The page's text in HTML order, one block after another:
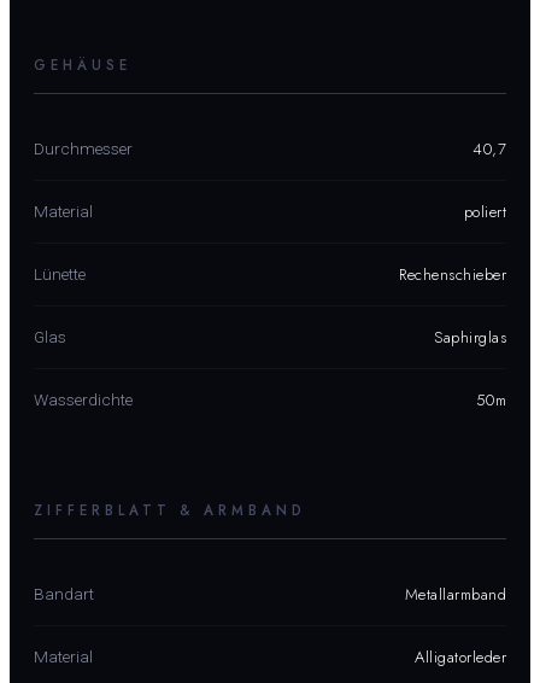
GEHÄUSE
Durchmesser 40,7
Material poliert
Lünette Rechenschieber
Glas Saphirglas
Wasserdichte 50m
ZIFFERBLATT & ARMBAND
Bandart Metallarmband
Material Alligatorleder